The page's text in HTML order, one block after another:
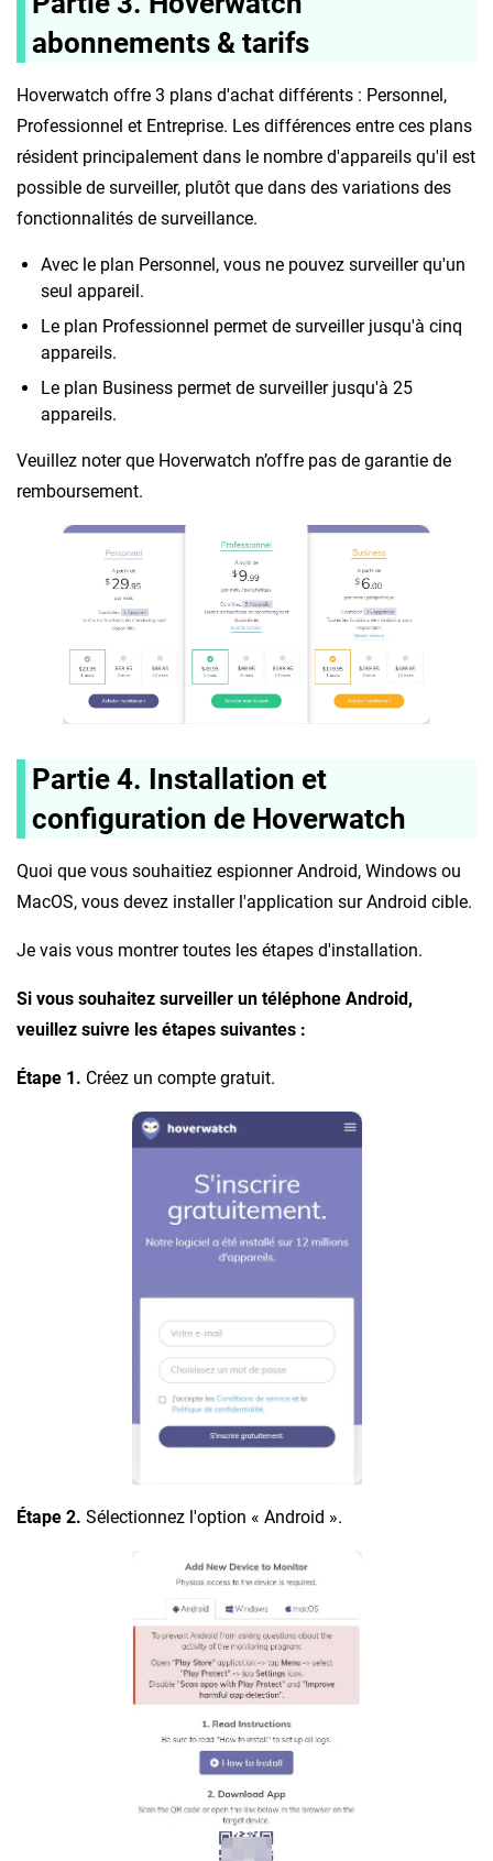
abonnements & tarifs
Hoverwatch offre 3 plans d'achat différents : Personnel,
Professionnel et Entreprise. Les différences entre ces plans
résident principalement dans le nombre d'appareils qu'il est
possible de surveiller, plutôt que dans des variations des
fonctionnalités de surveillance.
Avec le plan Personnel, vous ne pouvez surveiller qu'un
seul appareil.
Le plan Professionnel permet de surveiller jusqu'à cinq
appareils.
Le plan Business permet de surveiller jusqu'à 25
appareils.
Veuillez noter que Hoverwatch n’offre pas de garantie de
remboursement.
Partie 4. Installation et
configuration de Hoverwatch
Quoi que vous souhaitiez espionner Android, Windows ou
MacOS, vous devez installer l'application sur Android cible.
Je vais vous montrer toutes les étapes d'installation.
Si vous souhaitez surveiller un téléphone Android,
veuillez suivre les étapes suivantes :
Étape 1. Créez un compte gratuit.
Étape 2. Sélectionnez l'option « Android ».